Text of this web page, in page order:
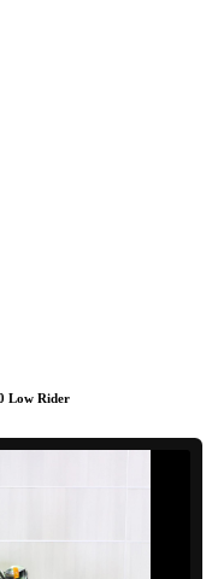
Low Rider